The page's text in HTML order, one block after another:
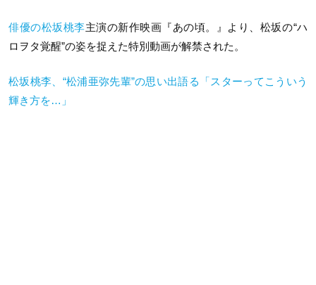
俳優の松坂桃李主演の新作映画 『あの頃。』より、松坂の“ハ
ロヲタ覚醒”の姿を捉えた特別動画が解禁された。
松坂桃李、“松浦亜弥先輩”の思い出語る「スターってこういう
輝き方を…」